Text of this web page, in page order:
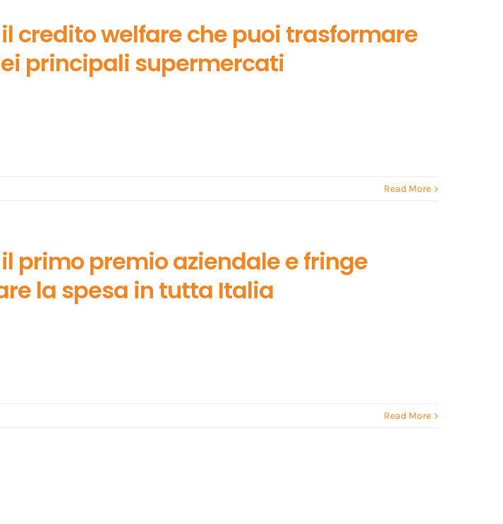
credito welfare che puoi trasformare
principali supermercati
Read More
primo premio aziendale e fringe
la spesa in tutta Italia
Read More